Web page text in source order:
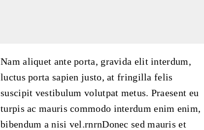
Nam aliquet ante porta, gravida elit interdum,
luctus porta sapien justo, at fringilla felis
suscipit vestibulum volutpat metus. Praesent eu
turpis ac mauris commodo interdum enim enim,
bibendum a nisi vel.rnrnDonec sed mauris et